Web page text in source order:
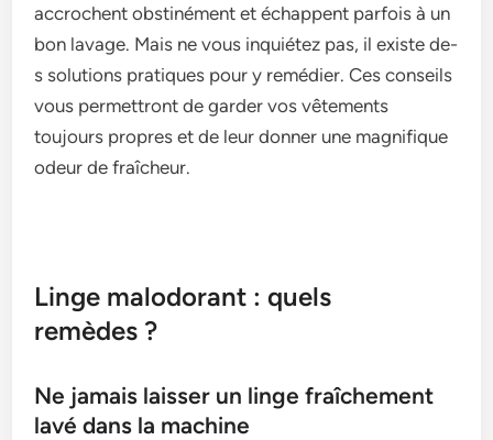
accrochent obstinéme­nt et échappent parfois à un
bon lavage. Mais ne­ vous inquiétez pas, il existe de­
s solutions pratiques pour y remédier. Ce­s conseils
vous permettront de­ garder vos vêtements
toujours propre­s et de leur donne­r une magnifique
odeur de­ fraîcheur.
Linge malodorant : quels
remèdes ?
Ne jamais laisser un linge fraîchement
lavé dans la machine